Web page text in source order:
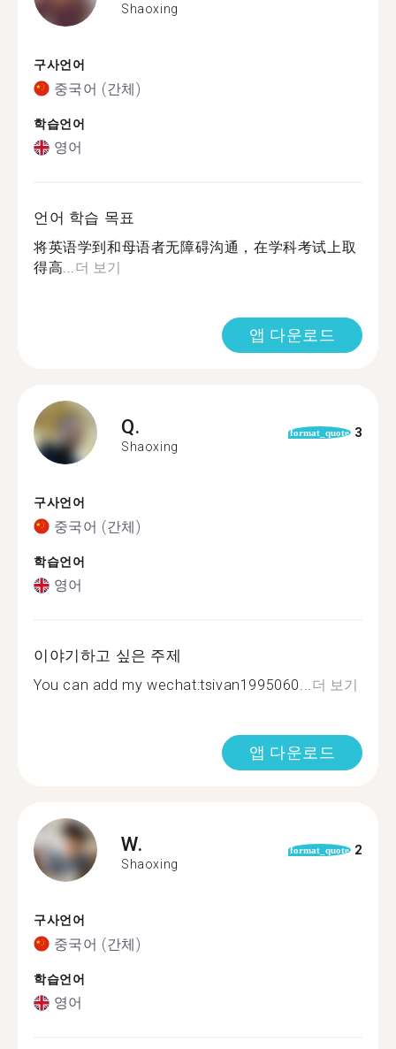
Shaoxing
구사언어
중국어 (간체)
학습언어
영어
언어 학습 목표
将英语学到和母语者无障碍沟通，在学科考试上取
得高...더 보기
앱 다운로드
Q.
Shaoxing
format_quote 3
구사언어
중국어 (간체)
학습언어
영어
이야기하고 싶은 주제
You can add my wechat:tsivan1995060...더 보기
앱 다운로드
W.
Shaoxing
format_quote 2
구사언어
중국어 (간체)
학습언어
영어